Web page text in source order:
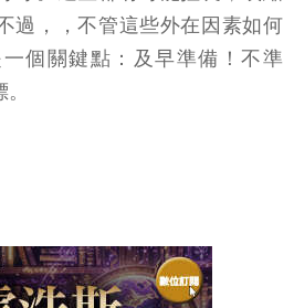
過，，不管這些外在因素如何
個關鍵點：及早準備！不準